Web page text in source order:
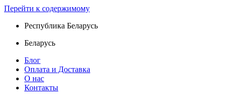
Перейти к содержимому
Республика Беларусь
Беларусь
Блог
Оплата и Доставка
О нас
Контакты